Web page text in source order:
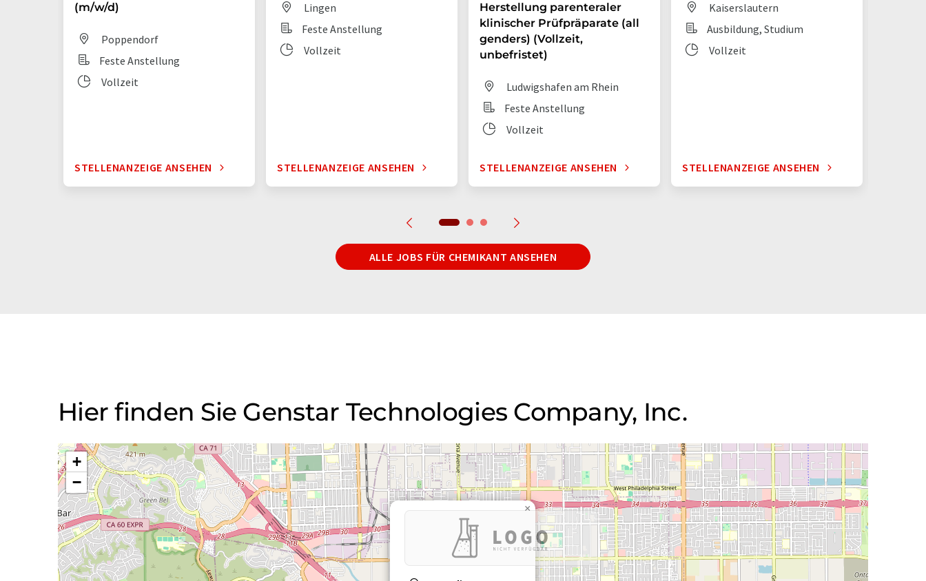
(m/w/d)
Poppendorf
Feste Anstellung
Vollzeit
STELLENANZEIGE ANSEHEN
Lingen
Feste Anstellung
Vollzeit
STELLENANZEIGE ANSEHEN
Herstellung parenteraler
klinischer Prüfpräparate (all
genders) (Vollzeit,
unbefristet)
Ludwigshafen am Rhein
Feste Anstellung
Vollzeit
STELLENANZEIGE ANSEHEN
Kaiserslautern
Ausbildung, Studium
Vollzeit
STELLENANZEIGE ANSEHEN
ALLE JOBS FÜR CHEMIKANT ANSEHEN
Hier finden Sie Genstar Technologies Company, Inc.
×
+
−